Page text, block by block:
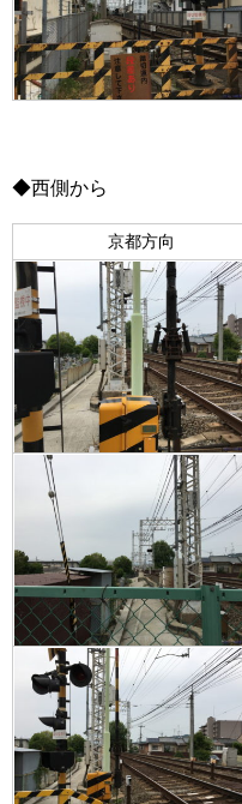
◆西側から
京都方向